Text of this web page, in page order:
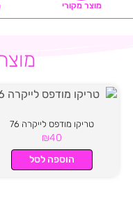
מוצר מקורי
טריקו מודפס לייקרה 76
₪40
הוספה לסל